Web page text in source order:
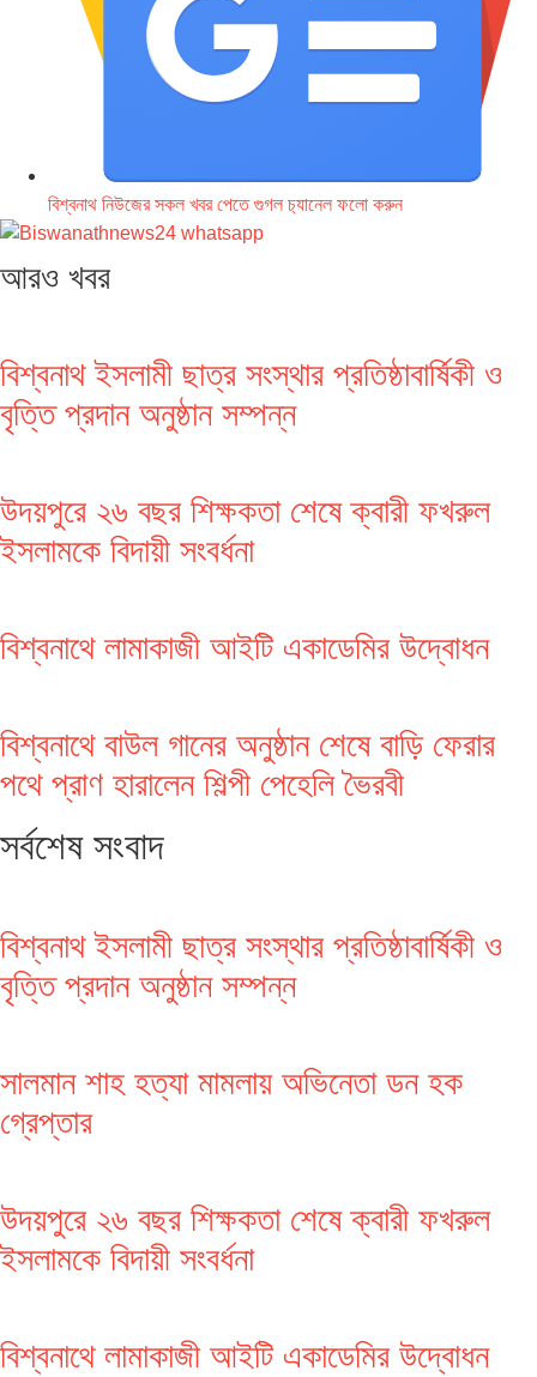
বিশ্বনাথ নিউজের সকল খবর পেতে গুগল চ‌্যানেল ফলো করুন
আরও খবর
বিশ্বনাথ ইসলামী ছাত্র সংস্থার প্রতিষ্ঠাবার্ষিকী ও
বৃত্তি প্রদান অনুষ্ঠান সম্পন্ন
উদয়পুরে ২৬ বছর শিক্ষকতা শেষে ক্বারী ফখরুল
ইসলামকে বিদায়ী সংবর্ধনা
বিশ্বনাথে লামাকাজী আইটি একাডেমির উদ্বোধন
বিশ্বনাথে বাউল গানের অনুষ্ঠান শেষে বাড়ি ফেরার
পথে প্রাণ হারালেন শিল্পী পেহেলি ভৈরবী
সর্বশেষ সংবাদ
বিশ্বনাথ ইসলামী ছাত্র সংস্থার প্রতিষ্ঠাবার্ষিকী ও
বৃত্তি প্রদান অনুষ্ঠান সম্পন্ন
সালমান শাহ হত্যা মামলায় অভিনেতা ডন হক
গ্রেপ্তার
উদয়পুরে ২৬ বছর শিক্ষকতা শেষে ক্বারী ফখরুল
ইসলামকে বিদায়ী সংবর্ধনা
বিশ্বনাথে লামাকাজী আইটি একাডেমির উদ্বোধন